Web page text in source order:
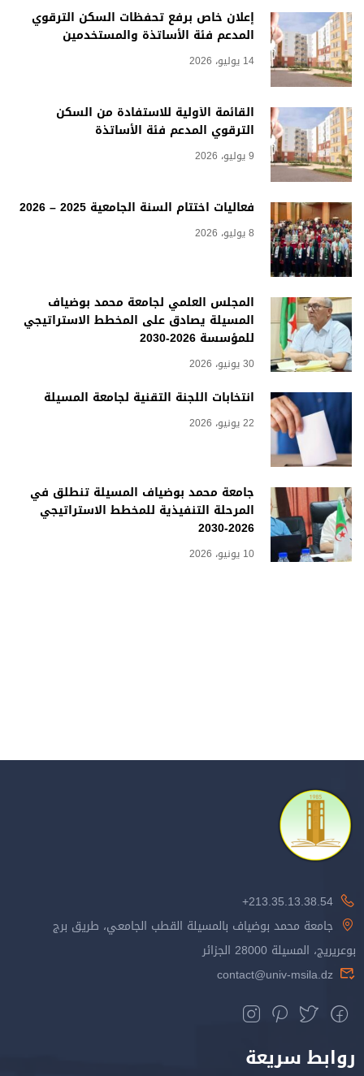
إعلان خاص برفع تحفظات السكن الترقوي
المدعم فئة الأساتذة والمستخدمين
14 يوليو، 2026
القائمة الأولية للاستفادة من السكن
الترقوي المدعم فئة الأساتذة
9 يوليو، 2026
فعاليات اختتام السنة الجامعية 2025 – 2026
8 يوليو، 2026
المجلس العلمي لجامعة محمد بوضياف
المسيلة يصادق على المخطط الاستراتيجي
للمؤسسة 2026-2030
30 يونيو، 2026
انتخابات اللجنة التقنية لجامعة المسيلة
22 يونيو، 2026
جامعة محمد بوضياف المسيلة تنطلق في
المرحلة التنفيذية للمخطط الاستراتيجي
2026-2030
10 يونيو، 2026
213.35.13.38.54+
جامعة محمد بوضياف بالمسيلة القطب الجامعي، طريق برج
بوعريريج، المسيلة 28000 الجزائر
contact@univ-msila.dz
روابط سريعة